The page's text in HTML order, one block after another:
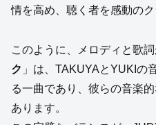
情を高め、聴く者を感動の
このように、メロディと歌
ク 」は、TAKUYAとYUKIの
る一曲であり、彼らの音楽
あります。